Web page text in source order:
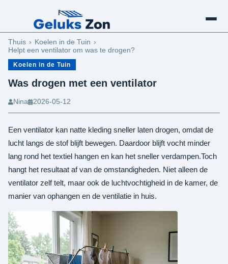
Schaduw Maken
Thuis
Koelen in de Tuin
Helpt een ventilator om was te drogen?
Koelen in de Tuin
Was drogen met een ventilator
Nina 2026-05-12
Een ventilator kan natte kleding sneller laten drogen, omdat de
lucht langs de stof blijft bewegen. Daardoor blijft vocht minder
lang rond het textiel hangen en kan het sneller verdampen.Toch
hangt het resultaat af van de omstandigheden. Niet alleen de
ventilator zelf telt, maar ook de luchtvochtigheid in de kamer, de
manier van ophangen en de ventilatie in huis.